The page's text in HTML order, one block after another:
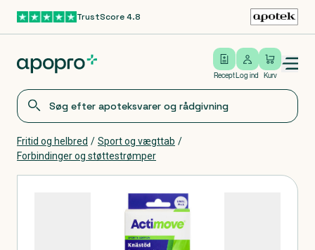
Gå til hovedindholdTrustScore 4.8
Recept
Log ind
Log ind Kurv
Open/close menu
Fritid og helbred / Sport og vægttab /
Forbindinger og støttestrømper